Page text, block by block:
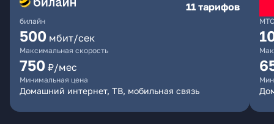
билайн
11 тарифов
500 мбит/сек
Максимальная скорость
750 ₽/мес
Минимальная цена
Домашний интернет, ТВ, мобильная связь
МТС